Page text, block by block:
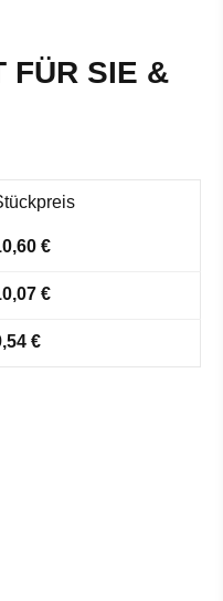
FÜR SIE &
€
€
€